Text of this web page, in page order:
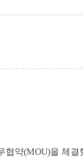
협약(MOU)을 체결